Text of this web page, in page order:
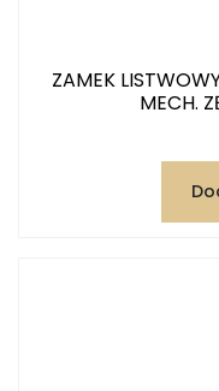
ZAMEK
MECH.